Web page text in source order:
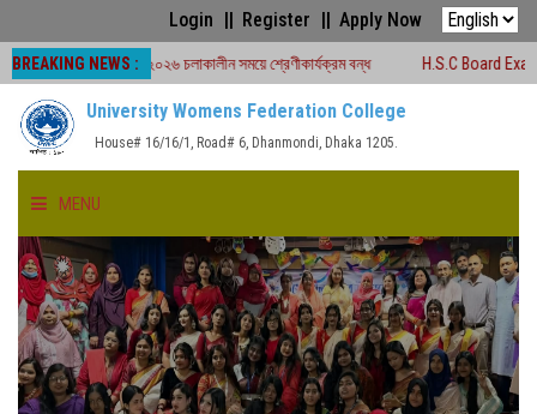
Login Register Apply Now
BREAKING NEWS :
পরীক্ষা -২০২৬ চলাকালীন সময়ে শ্রেণীকার্যক্রম বন্ধ H.S.C Board Exam Seat Plan (
University Womens Federation College
House# 16/16/1, Road# 6, Dhanmondi, Dhaka 1205.
MENU
HOME
ABOUT US
FACULTIES